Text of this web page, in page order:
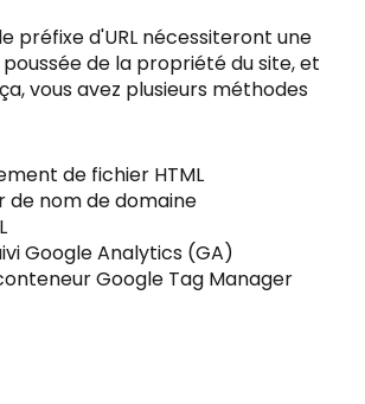
préfixe d'URL nécessiteront une
de la propriété du site, et
vous avez plusieurs méthodes
de fichier HTML
de nom de domaine
Google Analytics (GA)
Google Tag Manager